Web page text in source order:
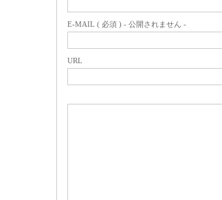
E-MAIL ( 必須 ) - 公開されません -
URL